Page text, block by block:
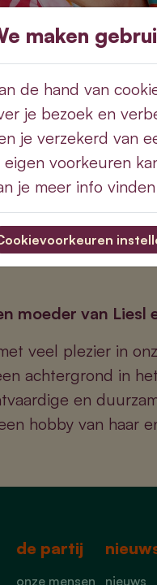
moeder van Liesl
veel plezier in
achtergrond in
en
hobby van haar
de partij
onze mensen nieuws
maken
de hand van
je bezoek en
je verzekerd van
eigen voorkeuren
je meer info